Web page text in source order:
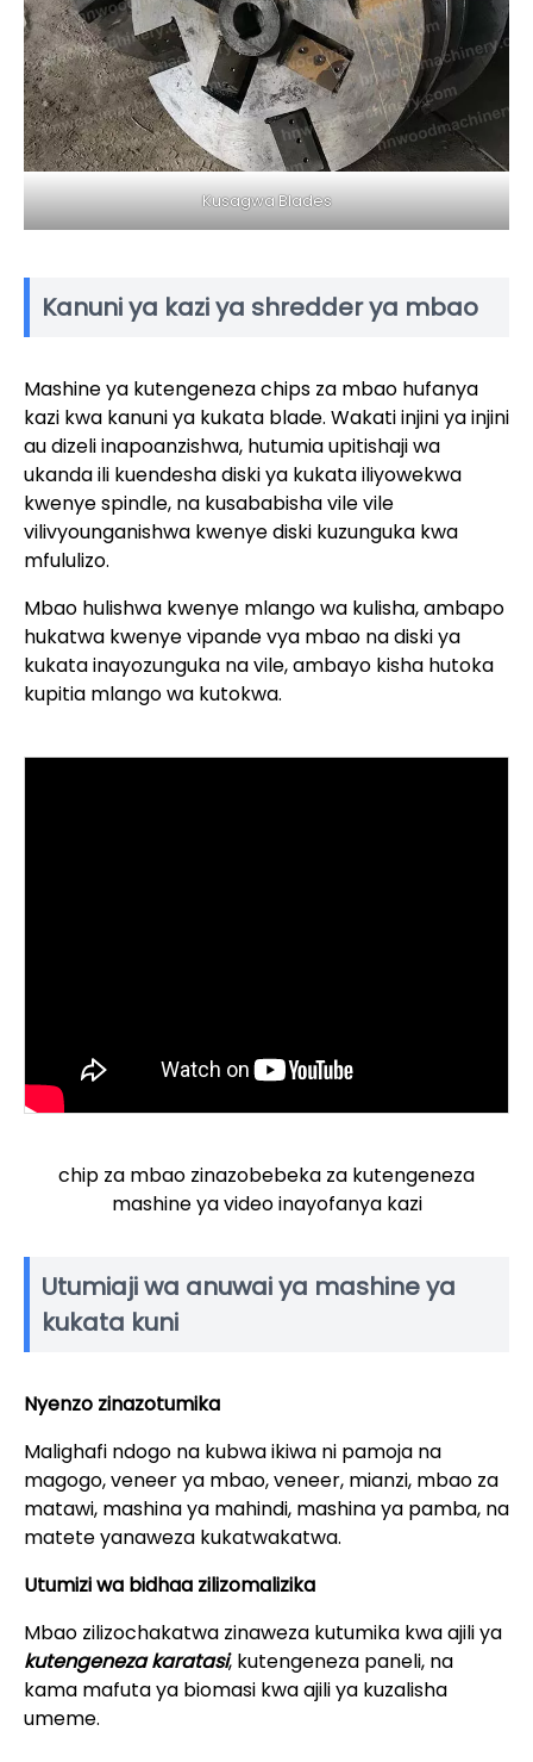
Kusagwa Blades
Kanuni ya kazi ya shredder ya mbao
Mashine ya kutengeneza chips za mbao hufanya
kazi kwa kanuni ya kukata blade. Wakati injini ya injini
au dizeli inapoanzishwa, hutumia upitishaji wa
ukanda ili kuendesha diski ya kukata iliyowekwa
kwenye spindle, na kusababisha vile vile
vilivyounganishwa kwenye diski kuzunguka kwa
mfululizo.
Mbao hulishwa kwenye mlango wa kulisha, ambapo
hukatwa kwenye vipande vya mbao na diski ya
kukata inayozunguka na vile, ambayo kisha hutoka
kupitia mlango wa kutokwa.
chip za mbao zinazobebeka za kutengeneza
mashine ya video inayofanya kazi
Utumiaji wa anuwai ya mashine ya
kukata kuni
Nyenzo zinazotumika
Malighafi ndogo na kubwa ikiwa ni pamoja na
magogo, veneer ya mbao, veneer, mianzi, mbao za
matawi, mashina ya mahindi, mashina ya pamba, na
matete yanaweza kukatwakatwa.
Utumizi wa bidhaa zilizomalizika
Mbao zilizochakatwa zinaweza kutumika kwa ajili ya
kutengeneza karatasi, kutengeneza paneli, na
kama mafuta ya biomasi kwa ajili ya kuzalisha
umeme.